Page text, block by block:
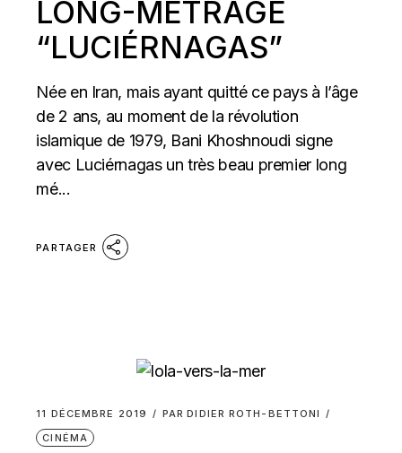
LONG-MÉTRAGE
“LUCIÉRNAGAS”
Née en Iran, mais ayant quitté ce pays à l’âge
de 2 ans, au moment de la révolution
islamique de 1979, Bani Khoshnoudi signe
avec Luciérnagas un très beau premier long
mé...
PARTAGER
11 DÉCEMBRE 2019 PAR DIDIER ROTH-BETTONI
CINÉMA